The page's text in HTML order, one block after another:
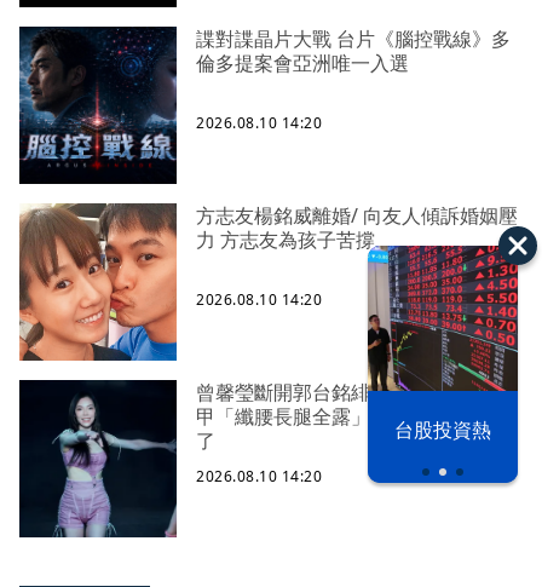
漢光42演習 台股投資熱
諜對諜晶片大戰 台片《腦控戰線》多
倫多提案會亞洲唯一入選
2026.08.10 14:20
方志友楊銘威離婚/ 向友人傾訴婚姻壓
力 方志友為孩子苦撐
2026.08.10 14:20
曾馨瑩斷開郭台銘緋聞！辣穿挖洞馬
甲「纖腰長腿全露」 熱舞90秒濕透
了
2026.08.10 14:20